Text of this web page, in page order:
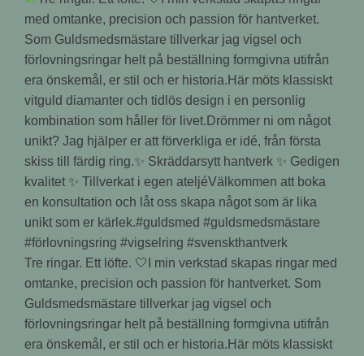
Tre ringar. Ett löfte. 🤍I min verkstad skapas ringar med
omtanke, precision och passion för hantverket. Som
Guldsmedsmästare tillverkar jag vigsel och
förlovningsringar helt på beställning formgivna utifrån
era önskemål, er stil och er historia.Här möts klassiskt